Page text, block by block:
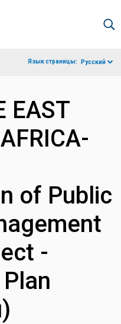
Язык страницы: Русский
EAST
of Public
-